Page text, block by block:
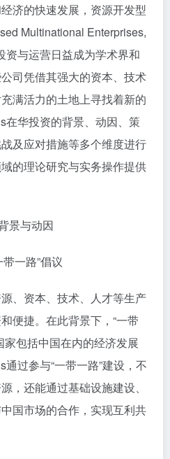
济的快速发展，资源开发型
Multinational Enterprises,
资与运营日益成为学术界和
司凭借其强大的资本、技术
满活力的土地上寻找着新的
在华投资的背景、动因、策
及应对措施等多个维度进行
的理论研究与实务操作提供
景与动因
一路”倡议
、资本、技术、人才等生产
便捷。在此背景下，“一带
家包括中国在内的经济发展
过参与“一带一路”建设，不
，还能通过基础设施建设、
国市场的合作，实现互利共